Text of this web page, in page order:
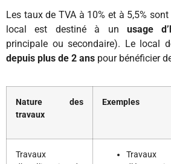
Les taux de TVA à 10% et à 5,5%
local est destiné à un usage
principale ou secondaire). Le local
depuis plus de 2 ans pour bénéficier
Nature des
travaux
Exemples
Travaux
Travaux